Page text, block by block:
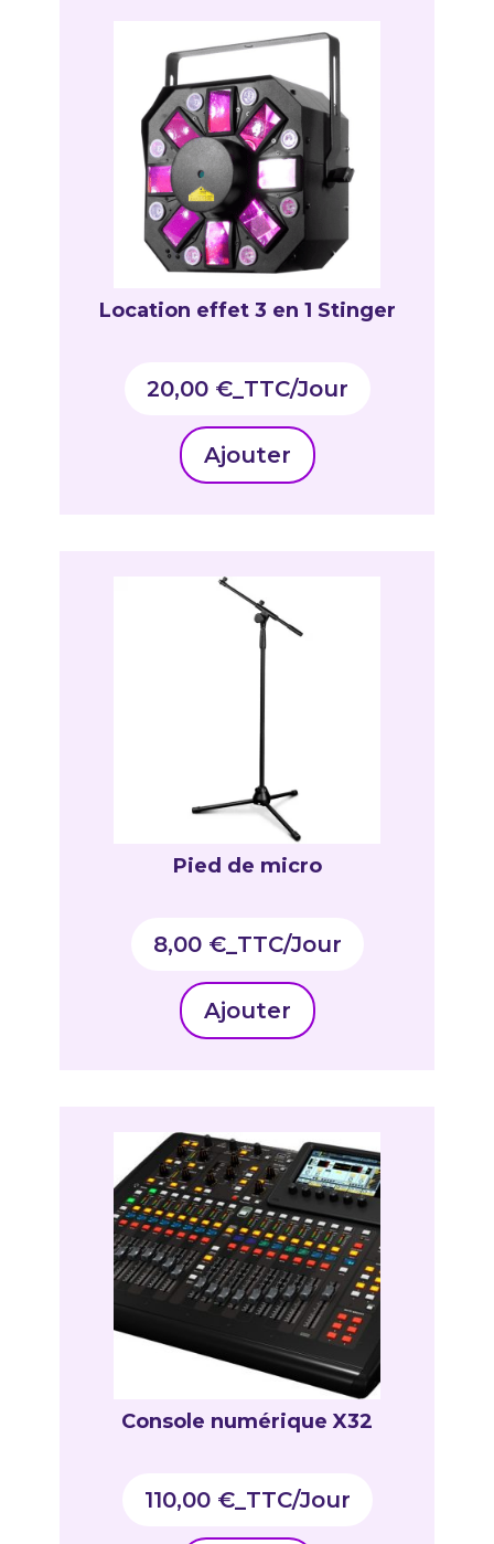
Location effet 3 en 1 Stinger
20,00 €_TTC
Ajouter
Pied de micro
8,00 €_TTC
Ajouter
Console numérique X32
110,00 €_TTC